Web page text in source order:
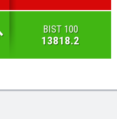
BIST 100
13818.2